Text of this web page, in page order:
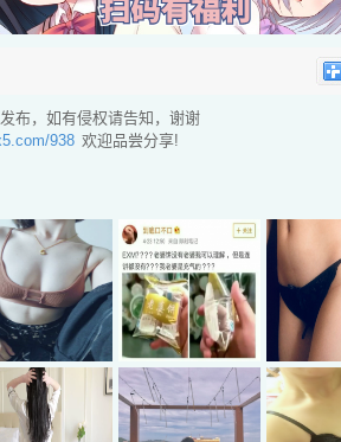
布，如有侵权请告知，谢谢
938 欢迎品尝分享!